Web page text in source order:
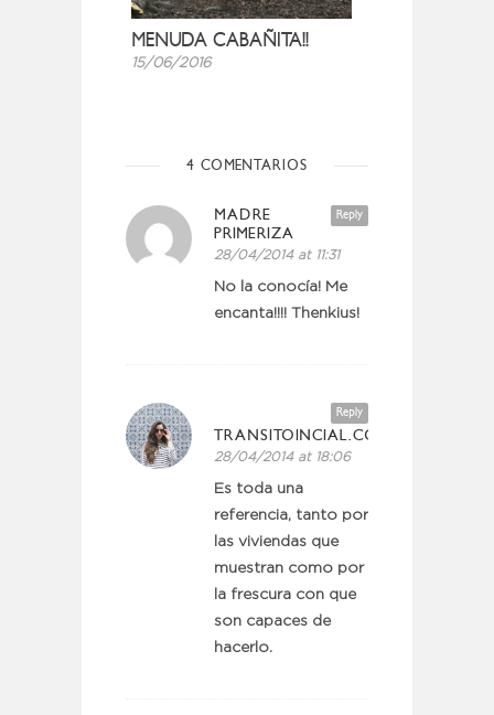
MENUDA CABAÑITA!!
15/06/2016
4 COMENTARIOS
Reply
MADRE
PRIMERIZA
28/04/2014 at 11:31
No la conocía! Me
encanta!!!! Thenkius!
Reply
TRANSITOINCIAL.COM
28/04/2014 at 18:06
Es toda una
referencia, tanto por
las viviendas que
muestran como por
la frescura con que
son capaces de
hacerlo.